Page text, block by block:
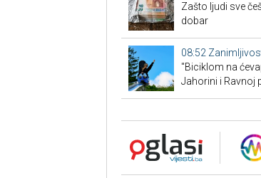
Zašto ljudi sve
dobar
08:52
"Biciklom na
Jahorini i Ravnoj